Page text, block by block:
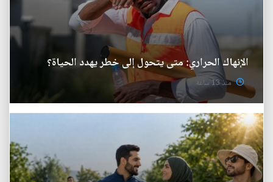
الإنهاك الحراري: متى يتحول إلى خطر يهدد الحياة؟
منذ 13 ساعة